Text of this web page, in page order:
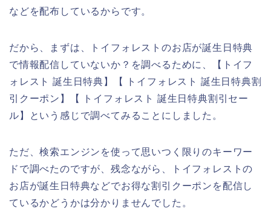
などを配布しているからです。
だから、まずは、トイフォレストのお店が誕生日特典
で情報配信していないか？を調べるために、【トイフ
ォレスト 誕生日特典】【 トイフォレスト 誕生日特典割
引クーポン】【 トイフォレスト 誕生日特典割引セー
ル】という感じで調べてみることにしました。
ただ、検索エンジンを使って思いつく限りのキーワー
ドで調べたのですが、残念ながら、トイフォレストの
お店が誕生日特典などでお得な割引クーポンを配信し
ているかどうかは分かりませんでした。